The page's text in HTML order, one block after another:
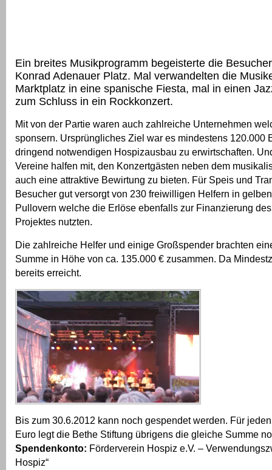
Ein breites Musikprogramm begeisterte die
Konrad Adenauer Platz. Mal verwandelten die
Marktplatz in eine spanische Fiesta, mal in einen
zum Schluss in ein Rockkonzert.
Mit von der Partie waren auch zahlreiche Unternehmen
sponsern. Ursprüngliches Ziel war es mindestens 120.000
dringend notwendigen Hospizausbau zu erwirtschaften.
Vereine halfen mit, den Konzertgästen neben dem
auch eine attraktive Bewirtung zu bieten. Für Speis und
Besucher gut versorgt von 230 freiwilligen Helfern in
Pullovern welche die Erlöse ebenfalls zur Finanzierung
Projektes nutzten.
Die zahlreiche Helfer und einige Großspender brachten
Summe in Höhe von ca. 135.000 € zusammen. Da
bereits erreicht.
Bis zum 30.6.2012 kann noch gespendet werden. Für
Euro legt die Bethe Stiftung übrigens die gleiche Summe
Spendenkonto: Förderverein Hospiz e.V. –
Hospiz“